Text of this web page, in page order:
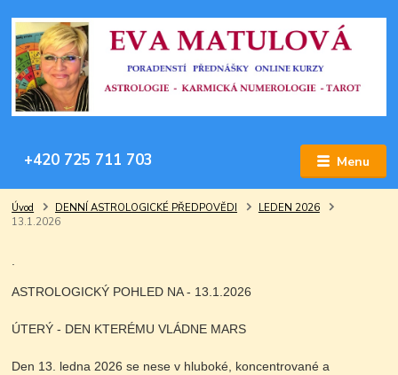
Menu
+420 725 711 703
Úvod DENNÍ ASTROLOGICKÉ PŘEDPOVĚDI
LEDEN 2026
13.1.2026
.
ASTROLOGICKÝ POHLED NA - 13.1.2026
ÚTERÝ - DEN KTERÉMU VLÁDNE MARS
Den 13. ledna 2026 se nese v hluboké, koncentrované a